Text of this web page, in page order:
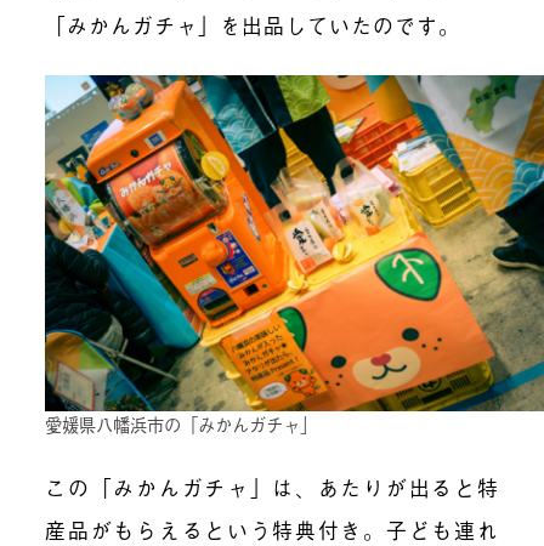
「みかんガチャ」を出品していたのです。
愛媛県八幡浜市の「みかんガチャ」
この「みかんガチャ」は、あたりが出ると特
産品がもらえるという特典付き。子ども連れ